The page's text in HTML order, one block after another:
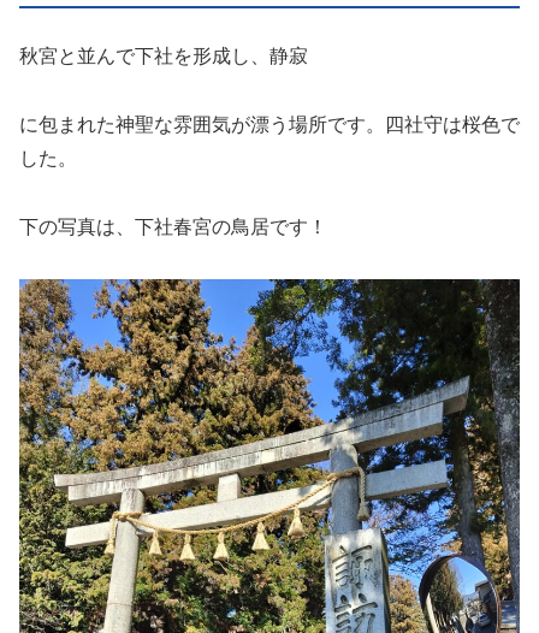
秋宮と並んで下社を形成し、静寂
に包まれた神聖な雰囲気が漂う場所です。四社守は桜色で
した。
下の写真は、下社春宮の鳥居です！